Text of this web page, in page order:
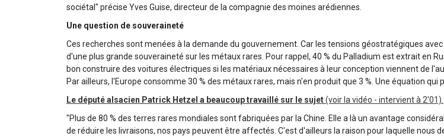
sociétal" précise Yves Guise, directeur de la compagnie des moines arédiennes.
Une question de souveraineté
Ces recherches sont menées à la demande du gouvernement. Car les tensions géostratégiques
d'une plus grande souveraineté sur les métaux rares. Pour rappel, 40 % du Palladium est extrait en
bon construire des voitures électriques si les matériaux nécessaires à leur conception viennent de
Par ailleurs, l'Europe consomme 30 % des métaux rares, mais n'en produit que 3 %. Une équation
Le député alsacien Patrick Hetzel a beaucoup travaillé sur le sujet(voir la vidéo - intervient à 2'01).
"Plus de 80 % des terres rares mondiales sont fabriquées par la Chine. Elle a là un avantage
de réduire les livraisons, nos pays peuvent être affectés. C'est d'ailleurs la raison pour laquelle nous